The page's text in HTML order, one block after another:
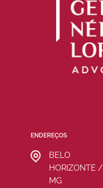
ENDEREÇOS
BELO
HORIZONTE /
MG